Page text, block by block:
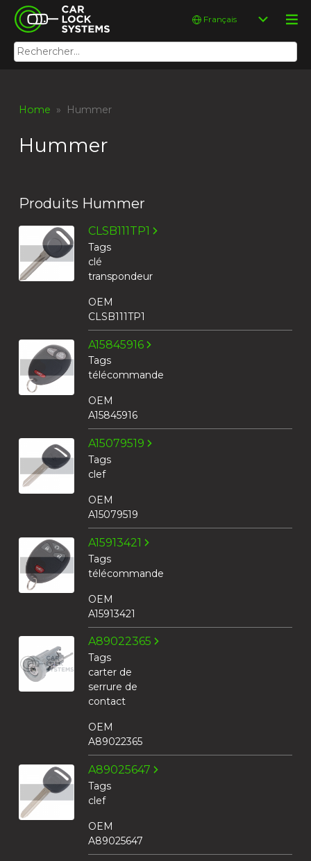
Skip
content
Car Lock Systems
Car Lock Systems
Rechercher :
Choisir
langue
Home » Hummer
Hummer
Produits Hummer
CLSB111TP1
Tags
clé
transpondeur
OEM
CLSB111TP1
A15845916
Tags
télécommande
OEM
A15845916
A15079519
Tags
clef
OEM
A15079519
A15913421
Tags
télécommande
OEM
A15913421
A89022365
Tags
carter de
serrure de
contact
OEM
A89022365
A89025647
Tags
clef
OEM
A89025647